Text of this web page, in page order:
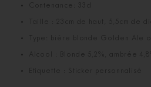
Taille : 23cm de haut, 5,5cm de
Type: bière blonde Golden Ale
Alcool : Blonde 5,2%, ambrée